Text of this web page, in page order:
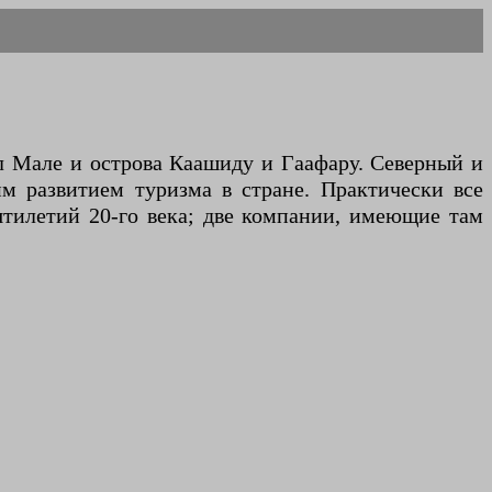
Мале и острова Каашиду и Гаафару. Северный и
туризма в стране. Практически все
20-го века; две компании, имеющие там